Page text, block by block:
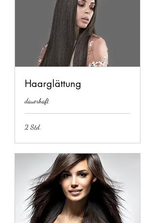
Haarglättung
dauerhaft
2 Std.